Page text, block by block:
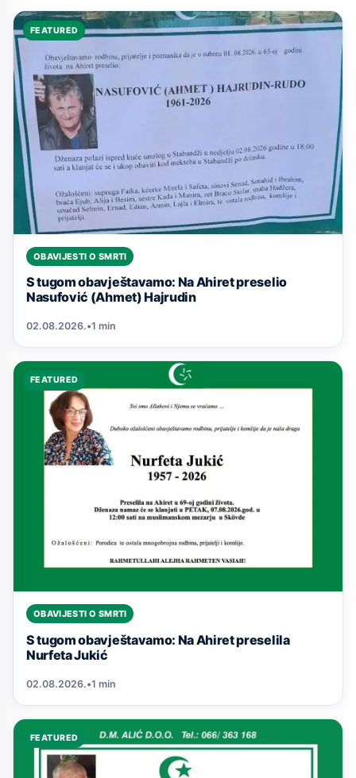
FEATURED
OBAVIJESTI O SMRTI
S tugom obavještavamo: Na Ahiret preselio
Nasufović (Ahmet) Hajrudin
02.08.2026.•1 min
FEATURED
OBAVIJESTI O SMRTI
S tugom obavještavamo: Na Ahiret preselila
Nurfeta Jukić
02.08.2026.•1 min
FEATURED